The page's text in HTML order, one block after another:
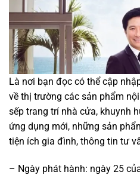
Là nơi bạn đọc có thể cập
về thị trường các sản phẩm
sếp trang trí nhà cửa, khuynh
ứng dụng mới, những sản
tiện ích gia đình, thông tin tư
– Ngày phát hành: ngày 25